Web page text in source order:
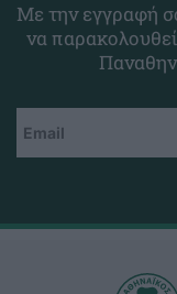
Με την εγγραφή
να